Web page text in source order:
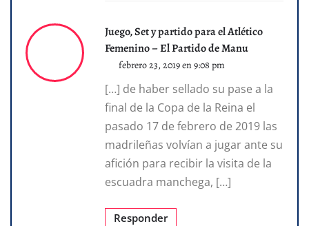
Juego, Set y partido para el Atlético
Femenino – El Partido de Manu
febrero 23, 2019 en 9:08 pm
[…] de haber sellado su pase a la
final de la Copa de la Reina el
pasado 17 de febrero de 2019 las
madrileñas volvían a jugar ante su
afición para recibir la visita de la
escuadra manchega, […]
Responder